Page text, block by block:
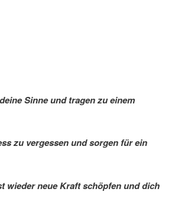
Sinne und tragen zu einem
zu vergessen und sorgen für ein
wieder neue Kraft schöpfen und dich